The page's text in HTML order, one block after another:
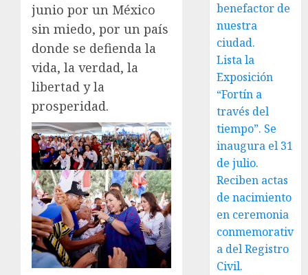
junio por un México
sin miedo, por un país
donde se defienda la
vida, la verdad, la
libertad y la
prosperidad.
benefactor de
nuestra
ciudad.
Lista la
Exposición
“Fortín a
través del
tiempo”. Se
inaugura el 31
de julio.
Reciben actas
de nacimiento
en ceremonia
conmemorativ
a del Registro
Civil.